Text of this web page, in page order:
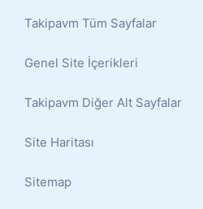
Takipavm Tüm Sayfalar
Genel Site İçerikleri
Takipavm Diğer Alt Sayfalar
Site Haritası
Sitemap